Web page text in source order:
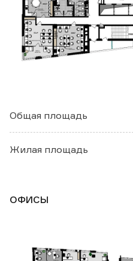
Общая площадь
Жилая площадь
ОФИСЫ